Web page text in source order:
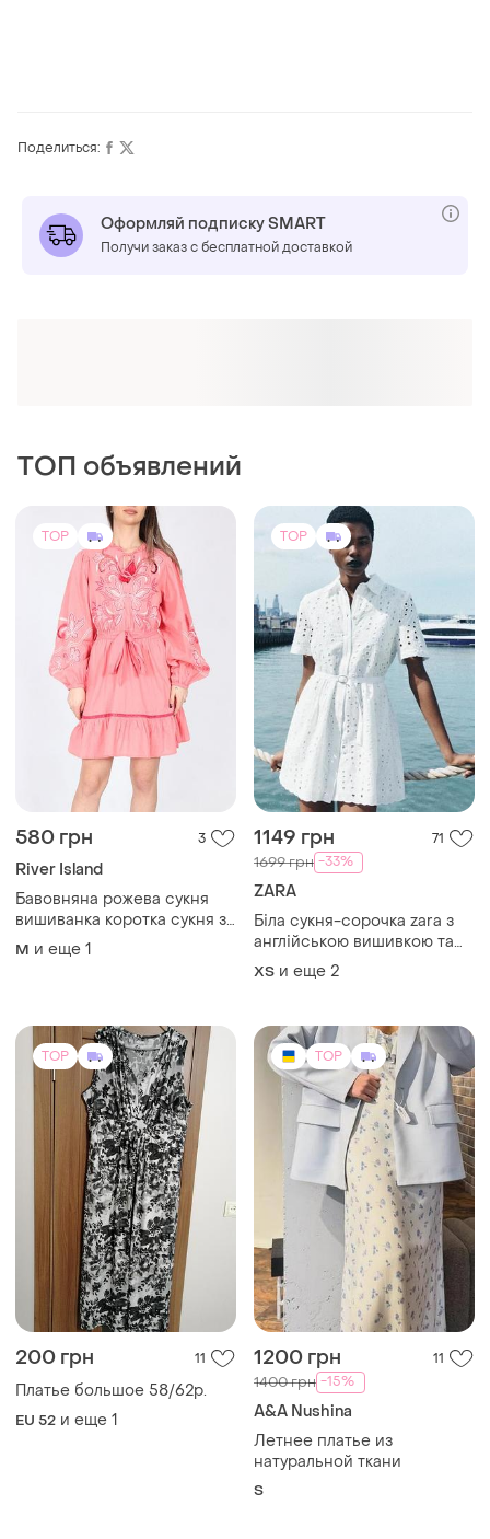
Поделиться:
Оформляй подписку SMART
Получи заказ с бесплатной доставкой
ТОП объявлений
TOP
580 грн 3
River Island
Бавовняна рожева сукня
вишиванка коротка сукня з
пишними рукавами river
island багато знижок
M и еще 1
TOP
1149 грн 71
1699 грн -33%
ZARA
Біла сукня-сорочка zara з
англійською вишивкою та
поясом (100% бавовна)
ХS и еще 2
TOP
200 грн 11
Платье большое 58/62р.
EU 52 и еще 1
TOP
1200 грн 11
1400 грн -15%
A&A Nushina
Летнее платье из
натуральной ткани
S